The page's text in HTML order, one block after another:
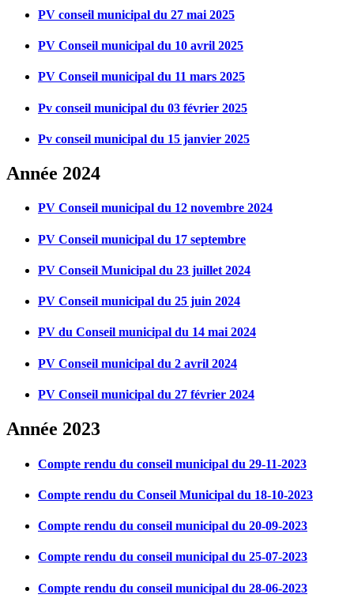
PV conseil municipal du 27 mai 2025
PV Conseil municipal du 10 avril 2025
PV Conseil municipal du 11 mars 2025
Pv conseil municipal du 03 février 2025
Pv conseil municipal du 15 janvier 2025
Année 2024
PV Conseil municipal du 12 novembre 2024
PV Conseil municipal du 17 septembre
PV Conseil Municipal du 23 juillet 2024
PV Conseil municipal du 25 juin 2024
PV du Conseil municipal du 14 mai 2024
PV Conseil municipal du 2 avril 2024
PV Conseil municipal du 27 février 2024
Année 2023
Compte rendu du conseil municipal du 29-11-2023
Compte rendu du Conseil Municipal du 18-10-2023
Compte rendu du conseil municipal du 20-09-2023
Compte rendu du conseil municipal du 25-07-2023
Compte rendu du conseil municipal du 28-06-2023